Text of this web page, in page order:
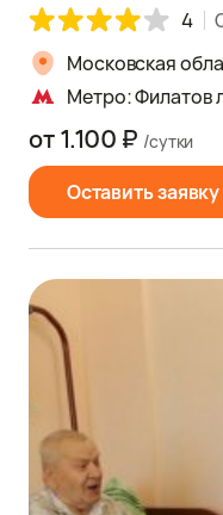
4
Московская
Метро: Филатов
Оставить заявку
от 1.100 ₽ /сутки